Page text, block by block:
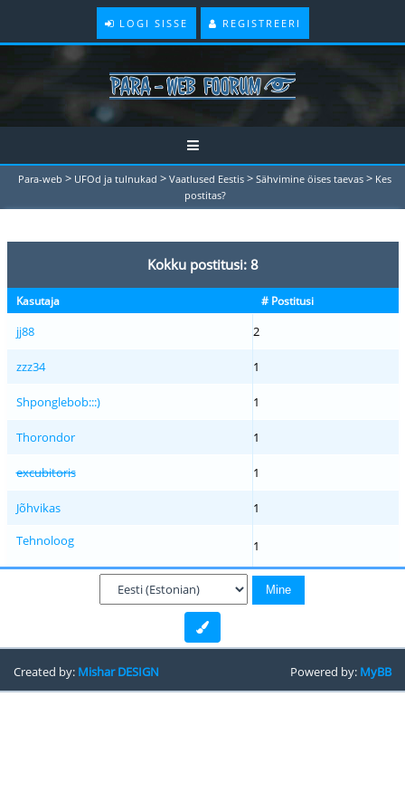
LOGI SISSE REGISTREERI
Para-web > UFOd ja tulnukad > Vaatlused Eestis > Sähvimine öises taevas > Kes
postitas?
Kokku postitusi: 8
Kasutaja # Postitusi
jj88 2
zzz34 1
Shponglebob:::) 1
Thorondor 1
excubitoris 1
Jõhvikas
1
Tehnoloog
1
Created by: Mishar DESIGN Powered by: MyBB